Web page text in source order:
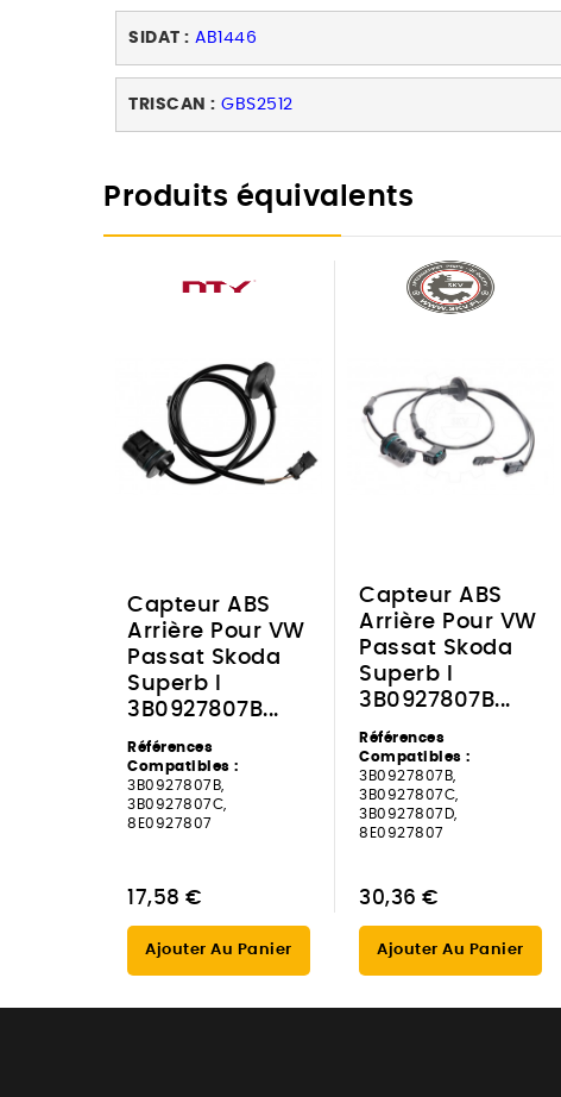
SIDAT : AB1446
TRISCAN : GBS2512
Produits équivalents
Capteur ABS
Arrière Pour VW
Passat Skoda
Superb I
3B0927807B...
Références
Compatibles :
3B0927807B,
3B0927807C,
8E0927807
17,58 €
Ajouter Au Panier
Capteur ABS
Arrière Pour VW
Passat Skoda
Superb I
3B0927807B...
Références
Compatibles :
3B0927807B,
3B0927807C,
3B0927807D,
8E0927807
30,36 €
Ajouter Au Panier